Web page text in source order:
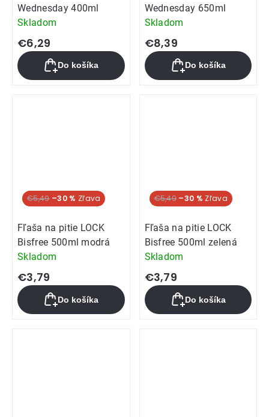
Wednesday 400ml
Skladom
€6,29
Do košíka
Wednesday 650ml
Skladom
€8,39
Do košíka
Akcia
€5,49 –30 %
Fľaša na pitie LOCK
Bisfree 500ml modrá
Skladom
€3,79
Do košíka
Akcia
€5,49 –30 %
Fľaša na pitie LOCK
Bisfree 500ml zelená
Skladom
€3,79
Do košíka